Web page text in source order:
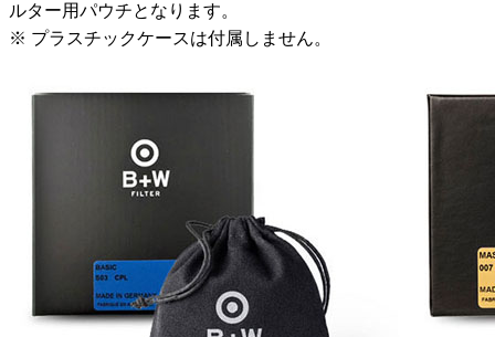
ルター用パウチとなります。
※ プラスチックケースは付属しません。